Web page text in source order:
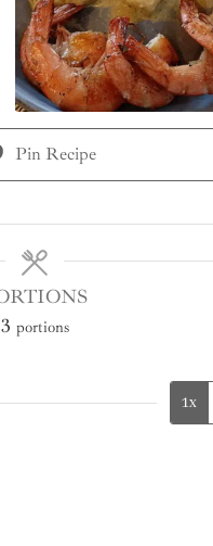
Pin Recipe
3 portions
1x